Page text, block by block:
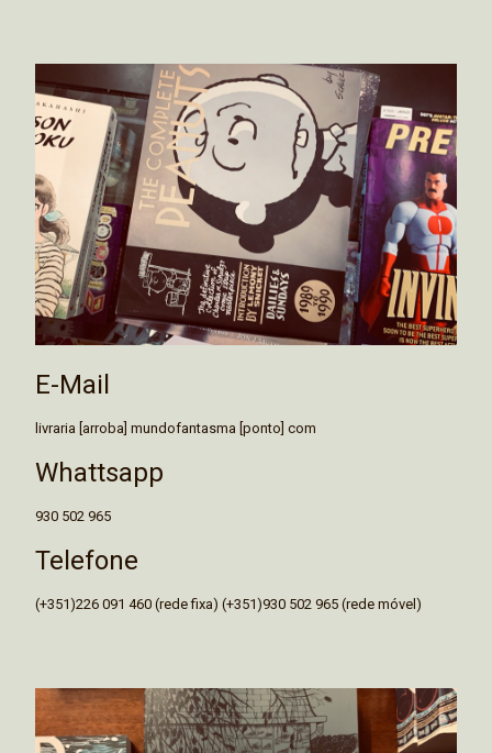
E-Mail
livraria [arroba] mundofantasma [ponto] com
Whattsapp
930 502 965
Telefone
(+351)226 091 460 (rede fixa) (+351)930 502 965 (rede móvel)